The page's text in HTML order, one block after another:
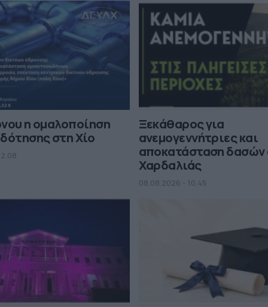
η ομαλοποίηση
στη Χίο
Ξεκάθαρος για
ανεμογεννήτριες και
αποκατάσταση δασών
Χαρδαλιάς
08.08.2026 - 10.45